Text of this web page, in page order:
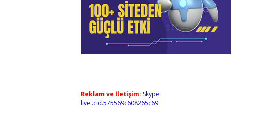
Reklam ve İletişim: Skype:
live:.cid.575569c608265c69